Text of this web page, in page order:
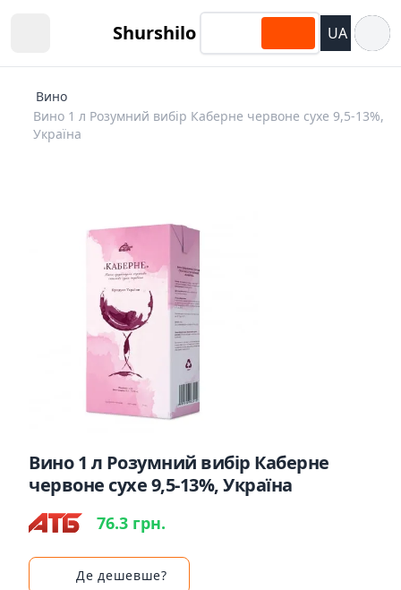
Shurshilo UA
Вино
Вино 1 л Розумний вибір Каберне червоне сухе 9,5-13%,
Україна
Вино 1 л Розумний вибір Каберне
червоне сухе 9,5-13%, Україна
76.3 грн.
Де дешевше?